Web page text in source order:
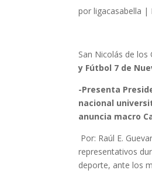
porligacasabella |
San Nicolás de los
y Fútbol 7 de
-Presenta
nacional
anuncia macro
Por: Raúl E.
representativos
deporte, ante los